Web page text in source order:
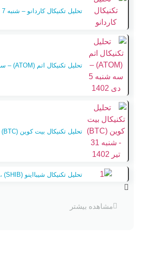
تحلیل تکنیکال کاردانو – شنبه 7 خرداد ماه 1401
تحلیل تکنیکال اتم (ATOM) – سه شنبه 5 دی 1402
تحلیل تکنیکال بیت کوین (BTC) – شنبه 31 تیر 1402
تحلیل تکنیکال شیبااینو (SHIB) ، سه شنبه 26 اردیبهشت 1402
مشاهده بیشتر